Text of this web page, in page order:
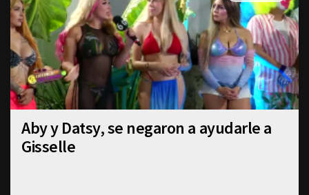
Aby y Datsy, se negaron a ayudarle a
Gisselle